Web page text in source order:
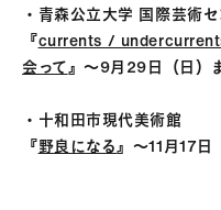
・青森公立大学 国際芸術
『currents /
会って』〜9月29日（日）
・十和田市現代美術館
『野良になる』〜11月17日